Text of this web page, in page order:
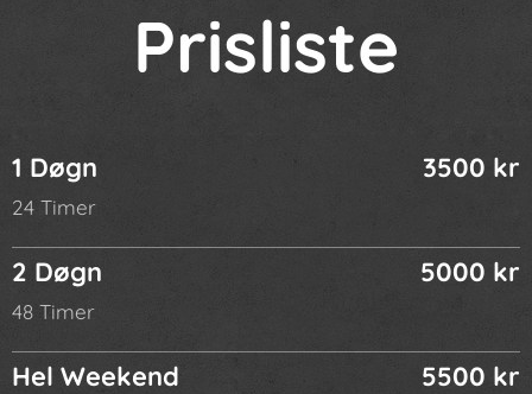
Prisliste
1 Døgn
24 Timer
3500 kr
2 Døgn
48 Timer
5000 kr
Hel Weekend 5500 kr